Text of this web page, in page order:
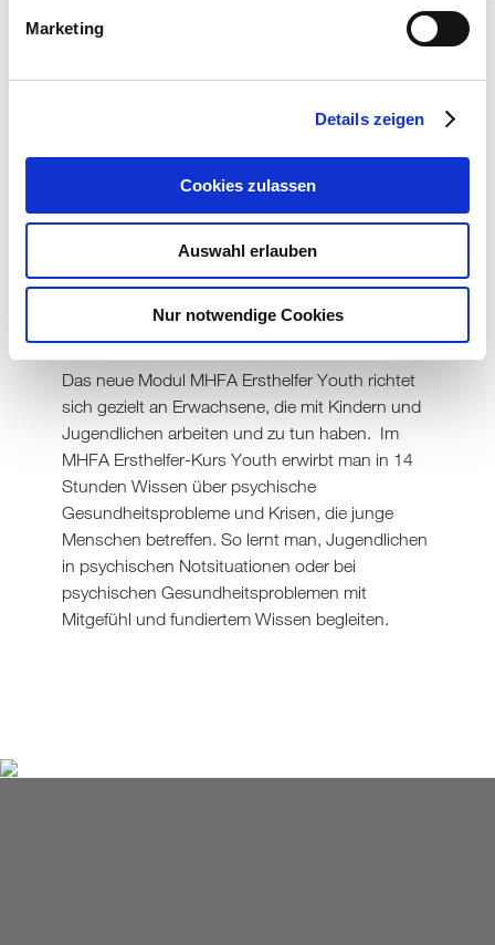
Marketing
Details zeigen
Cookies zulassen
Auswahl erlauben
Nur notwendige Cookies
Wissen und Fertigkeiten vermittelt, um einer
Mittlerweile belegen zahlreiche Studien dessen
positive Wirkung. Seit Oktober 2019 unterstützt
die Beisheim Stiftung das Zentralinstitut für
Seelische Gesundheit in Mannheim dabei, die
MHFA Ersthelfer-Kurse ab Herbst 2020 auch in
Das neue Modul MHFA Ersthelfer Youth richtet
sich gezielt an Erwachsene, die mit Kindern und
Jugendlichen arbeiten und zu tun haben. Im
MHFA Ersthelfer-Kurs Youth erwirbt man in 14
Stunden Wissen über psychische
Gesundheitsprobleme und Krisen, die junge
Menschen betreffen. So lernt man, Jugendlichen
in psychischen Notsituationen oder bei
psychischen Gesundheitsproblemen mit
Mitgefühl und fundiertem Wissen begleiten.